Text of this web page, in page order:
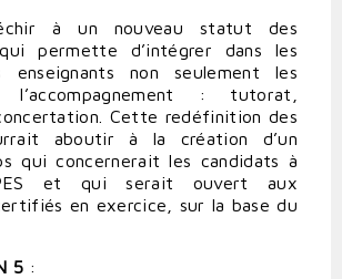
à un nouveau statut des
permette d’intégrer dans les
enseignants non seulement les
: tutorat,
Cette redéfinition des
aboutir à la création d’un
qui concernerait les candidats à
et qui serait ouvert aux
en exercice, sur la base du
5 :